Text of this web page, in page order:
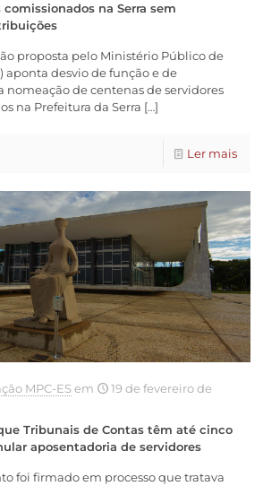
na Serra sem
proposta pelo Ministério Público de
aponta desvio de função e de
nomeação de centenas de servidores
na Prefeitura da Serra […]
Ler mais
MPC-ESem
19 de fevereiro de
Tribunais de Contas têm até cinco
aposentadoria de servidores
foi firmado em processo que tratava